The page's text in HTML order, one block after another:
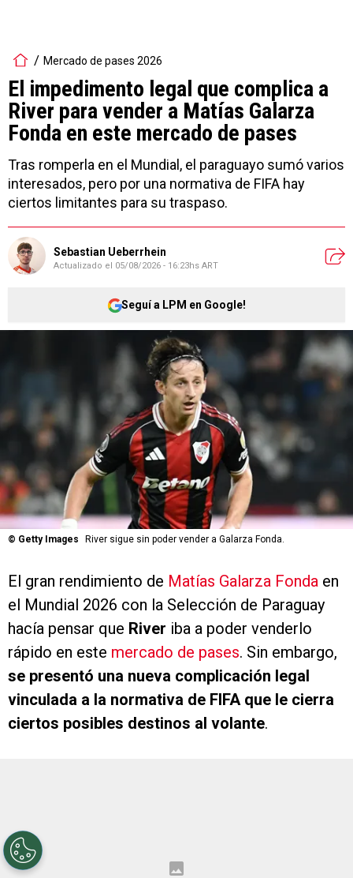
Mercado de pases 2026
El impedimento legal que complica a
River para vender a Matías Galarza
Fonda en este mercado de pases
Tras romperla en el Mundial, el paraguayo sumó varios
interesados, pero por una normativa de FIFA hay
ciertos limitantes para su traspaso.
Sebastian Ueberrhein
Actualizado el 05/08/2026 - 16:23hs ART
Seguí a LPM en Google!
© Getty Images River sigue sin poder vender a Galarza Fonda.
El gran rendimiento de Matías Galarza Fonda en
el Mundial 2026 con la Selección de Paraguay
hacía pensar que River iba a poder venderlo
rápido en este mercado de pases. Sin embargo,
se presentó una nueva complicación legal
vinculada a la normativa de FIFA que le cierra
ciertos posibles destinos al volante.